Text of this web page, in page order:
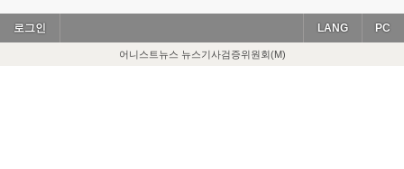
로그인 PC
LANG
어니스트뉴스 뉴스기사검증위원회(M)